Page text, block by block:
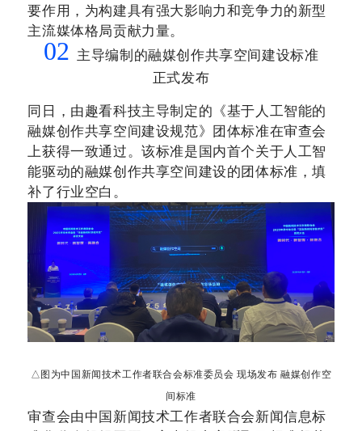
要作用，为构建具有强大影响力和竞争力的新型
主流媒体格局贡献力量。
02 主导编制的融媒创作共享空间建设标准
正式发布
同日，由趣看科技主导制定的《基于人工智能的
融媒创作共享空间建设规范》团体标准在审查会
上获得一致通过。该标准是国内首个关于人工智
能驱动的融媒创作共享空间建设的团体标准，填
补了行业空白。
△图为中国新闻技术工作者联合会标准委员会 现场发布 融媒创作空
间标准
审查会由中国新闻技术工作者联合会新闻信息标